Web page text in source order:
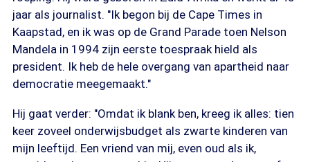
jaar als journalist. "Ik begon bij de Cape Times in
Kaapstad, en ik was op de Grand Parade toen Nelson
Mandela in 1994 zijn eerste toespraak hield als
president. Ik heb de hele overgang van apartheid naar
democratie meegemaakt."
Hij gaat verder: "Omdat ik blank ben, kreeg ik alles: tien
keer zoveel onderwijsbudget als zwarte kinderen van
mijn leeftijd. Een vriend van mij, even oud als ik,